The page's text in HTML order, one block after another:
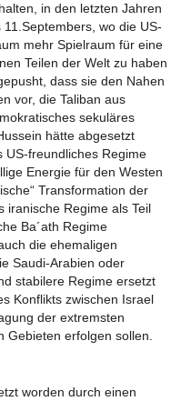
in den letzten Jahren
wo die US-
mehr Spielraum für eine
Teilen der Welt zu haben
dass sie den Nahen
vor, die Taliban aus
sekuläres
hätte abgesetzt
US-freundliches Regime
Energie für den Westen
Transformation der
iranische Regime als Teil
Ba´ath Regime
die ehemaligen
Saudi-Arabien oder
stabilere Regime ersetzt
Konflikts zwischen Israel
der extremsten
Gebieten erfolgen sollen.
worden durch einen